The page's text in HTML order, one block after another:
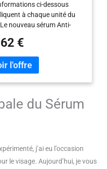
en Acide
et
- 30 ml (Lot
ci-dessous
à chaque unité du
nouveau sérum Anti-
à imperfections,
prouvé, il réduit les
les points noirs et
les pores Résultat :
point noirs et boutons,
les pores Application :
quelques gouttes
mixte, aussi efficace sur
que sur les hommes
€
du Sérum
j’ai eu l’occasion
le visage. Aujourd’hui, je vous